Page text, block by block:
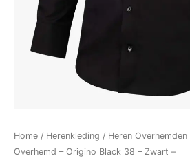
Home / Herenkleding / Heren Overhemden
Overhemd – Origino Black 38 – Zwart –